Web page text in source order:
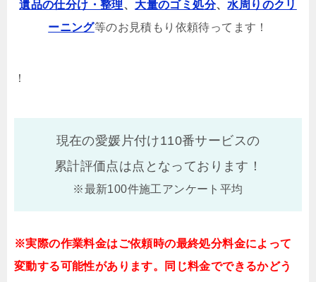
遺品の仕分け・整理、 大量のゴミ処分、 水周りのクリ
ーニング等のお見積もり依頼待ってます！
！
現在の愛媛片付け110番サービスの
累計評価点は点となっております！
※最新100件施工アンケート平均
※実際の作業料金はご依頼時の最終処分料金によって
変動する可能性があります。同じ料金でできるかどう